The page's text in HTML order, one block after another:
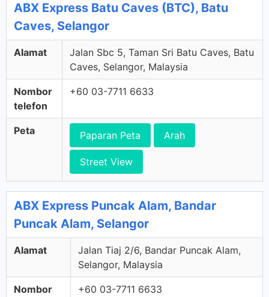
ABX Express Batu Caves (BTC), Batu
Caves, Selangor
Alamat
Jalan Sbc 5, Taman Sri Batu Caves, Batu
Caves, Selangor, Malaysia
Nombor
telefon
+60 03-7711 6633
Peta Paparan Peta Arah
Street View
ABX Express Puncak Alam, Bandar
Puncak Alam, Selangor
Alamat
Jalan Tiaj 2/6, Bandar Puncak Alam,
Selangor, Malaysia
Nombor
+60 03-7711 6633